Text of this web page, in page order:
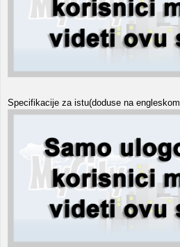
Specifikacije za istu(doduse na engleskom